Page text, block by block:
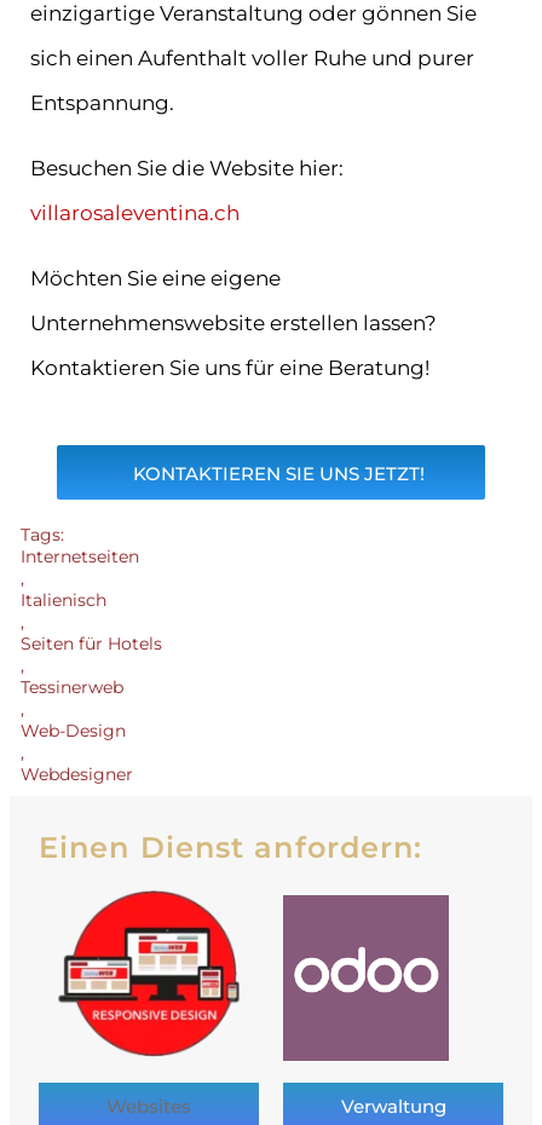
einzigartige Veranstaltung oder gönnen Sie
sich einen Aufenthalt voller Ruhe und purer
Entspannung.
Besuchen Sie die Website hier:
villarosaleventina.ch
Möchten Sie eine eigene
Unternehmenswebsite erstellen lassen?
Kontaktieren Sie uns für eine Beratung!
KONTAKTIEREN SIE UNS JETZT!
Tags:
Internetseiten
,
Italienisch
,
Seiten für Hotels
,
Tessinerweb
,
Web-Design
,
Webdesigner
Einen Dienst anfordern:
Websites Verwaltung